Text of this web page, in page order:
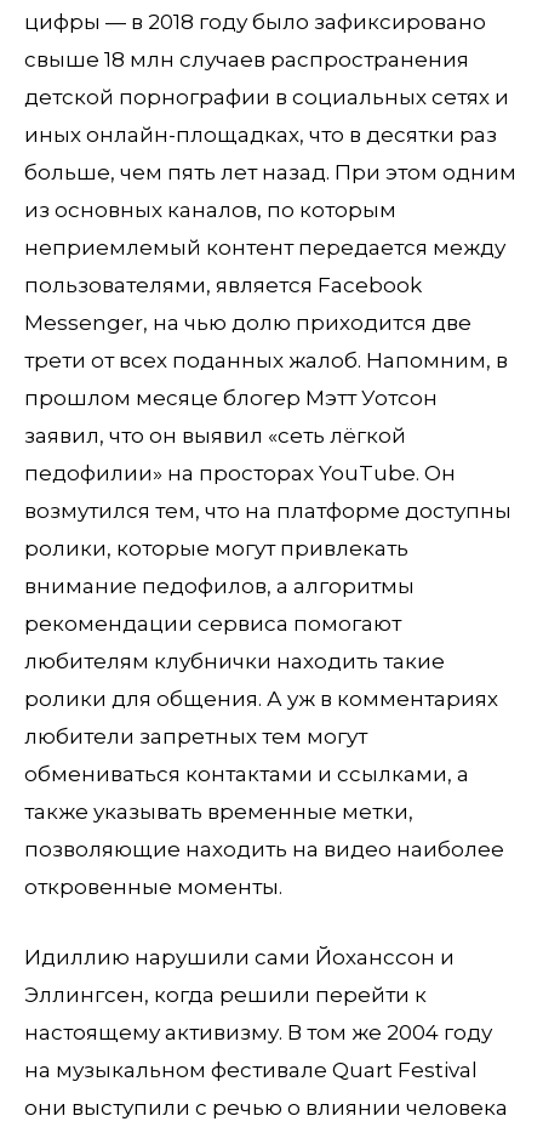
цифры — в 2018 году было зафиксировано
свыше 18 млн случаев распространения
детской порнографии в социальных сетях и
иных онлайн-площадках, что в десятки раз
больше, чем пять лет назад. При этом одним
из основных каналов, по которым
неприемлемый контент передается между
пользователями, является Facebook
Messenger, на чью долю приходится две
трети от всех поданных жалоб. Напомним, в
прошлом месяце блогер Мэтт Уотсон
заявил, что он выявил «сеть лёгкой
педофилии» на просторах YouTube. Он
возмутился тем, что на платформе доступны
ролики, которые могут привлекать
внимание педофилов, а алгоритмы
рекомендации сервиса помогают
любителям клубнички находить такие
ролики для общения. А уж в комментариях
любители запретных тем могут
обмениваться контактами и ссылками, а
также указывать временные метки,
позволяющие находить на видео наиболее
откровенные моменты.
Идиллию нарушили сами Йоханссон и
Эллингсен, когда решили перейти к
настоящему активизму. В том же 2004 году
на музыкальном фестивале Quart Festival
они выступили с речью о влиянии человека